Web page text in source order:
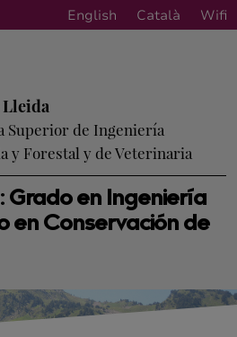
English Català Wifi
Grado en Ingeniería
en Conservación de
Superior de Ingeniería
y Forestal y de Veterinaria